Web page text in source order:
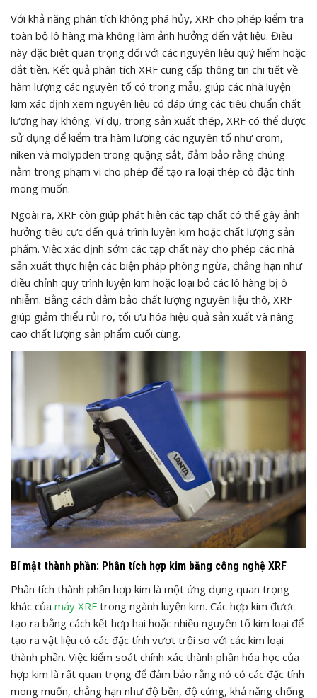
Với khả năng phân tích không phá hủy, XRF cho phép kiểm tra
toàn bộ lô hàng mà không làm ảnh hưởng đến vật liệu. Điều
này đặc biệt quan trọng đối với các nguyên liệu quý hiếm hoặc
đắt tiền. Kết quả phân tích XRF cung cấp thông tin chi tiết về
hàm lượng các nguyên tố có trong mẫu, giúp các nhà luyện
kim xác định xem nguyên liệu có đáp ứng các tiêu chuẩn chất
lượng hay không. Ví dụ, trong sản xuất thép, XRF có thể được
sử dụng để kiểm tra hàm lượng các nguyên tố như crom,
niken và molypden trong quặng sắt, đảm bảo rằng chúng
nằm trong phạm vi cho phép để tạo ra loại thép có đặc tính
mong muốn.
Ngoài ra, XRF còn giúp phát hiện các tạp chất có thể gây ảnh
hưởng tiêu cực đến quá trình luyện kim hoặc chất lượng sản
phẩm. Việc xác định sớm các tạp chất này cho phép các nhà
sản xuất thực hiện các biện pháp phòng ngừa, chẳng hạn như
điều chỉnh quy trình luyện kim hoặc loại bỏ các lô hàng bị ô
nhiễm. Bằng cách đảm bảo chất lượng nguyên liệu thô, XRF
giúp giảm thiểu rủi ro, tối ưu hóa hiệu quả sản xuất và nâng
cao chất lượng sản phẩm cuối cùng.
Bí mật thành phần: Phân tích hợp kim bằng công nghệ XRF
Phân tích thành phần hợp kim là một ứng dụng quan trọng
khác của máy XRF trong ngành luyện kim. Các hợp kim được
tạo ra bằng cách kết hợp hai hoặc nhiều nguyên tố kim loại để
tạo ra vật liệu có các đặc tính vượt trội so với các kim loại
thành phần. Việc kiểm soát chính xác thành phần hóa học của
hợp kim là rất quan trọng để đảm bảo rằng nó có các đặc tính
mong muốn, chẳng hạn như độ bền, độ cứng, khả năng chống